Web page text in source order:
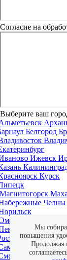
Согласие на
Выберите ваш
Белгород
Ижевск
Курск
Магнитогорск
Челны
Пермь
на-Дону
Санкт-
Сочи
Мы
повышения
Продолжая